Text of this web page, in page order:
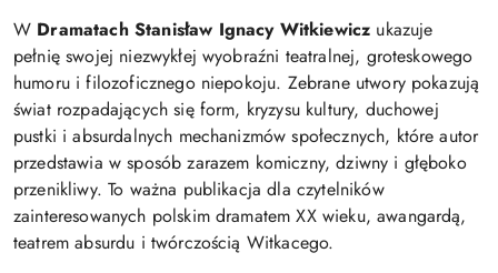
W Dramatach Stanisław Ignacy Witkiewicz ukazuje
pełnię swojej niezwykłej wyobraźni teatralnej, groteskowego
humoru i filozoficznego niepokoju. Zebrane utwory pokazują
świat rozpadających się form, kryzysu kultury, duchowej
pustki i absurdalnych mechanizmów społecznych, które autor
przedstawia w sposób zarazem komiczny, dziwny i głęboko
przenikliwy. To ważna publikacja dla czytelników
zainteresowanych polskim dramatem XX wieku, awangardą,
teatrem absurdu i twórczością Witkacego.